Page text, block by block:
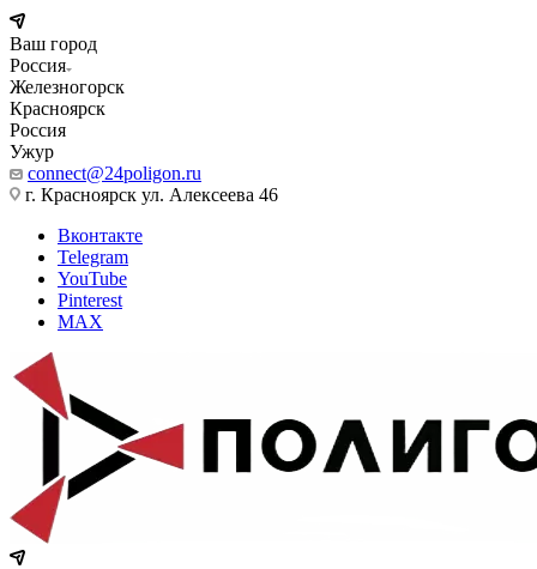
Ваш город
Россия
Железногорск
Красноярск
Россия
Ужур
connect@24poligon.ru
г. Красноярск ул. Алексеева 46
Вконтакте
Telegram
YouTube
Pinterest
MAX